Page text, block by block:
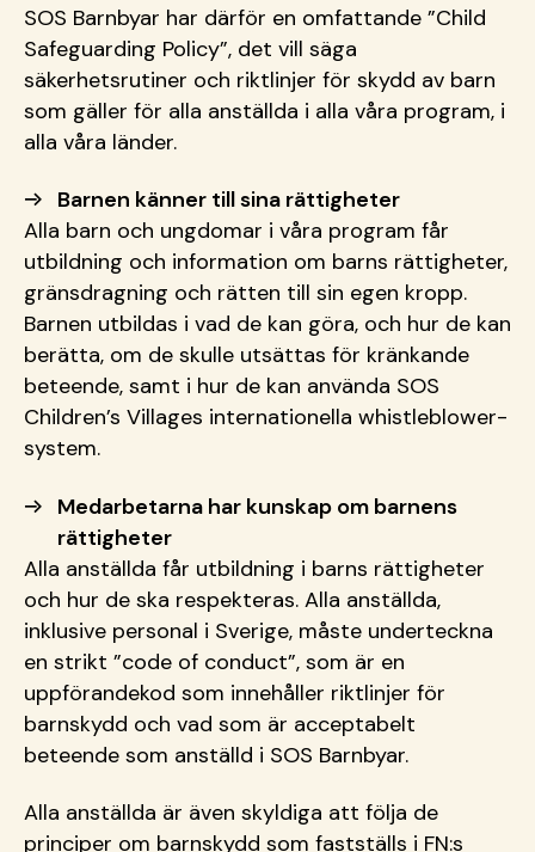
SOS Barnbyar har därför en omfattande ”Child
Safeguarding Policy”, det vill säga
säkerhetsrutiner och riktlinjer för skydd av barn
som gäller för alla anställda i alla våra program, i
alla våra länder.
Barnen känner till sina rättigheter
Alla barn och ungdomar i våra program får
utbildning och information om barns rättigheter,
gränsdragning och rätten till sin egen kropp.
Barnen utbildas i vad de kan göra, och hur de kan
berätta, om de skulle utsättas för kränkande
beteende, samt i hur de kan använda SOS
Children’s Villages internationella whistleblower-
system.
Medarbetarna har kunskap om barnens
rättigheter
Alla anställda får utbildning i barns rättigheter
och hur de ska respekteras. Alla anställda,
inklusive personal i Sverige, måste underteckna
en strikt ”code of conduct”, som är en
uppförandekod som innehåller riktlinjer för
barnskydd och vad som är acceptabelt
beteende som anställd i SOS Barnbyar.
Alla anställda är även skyldiga att följa de
principer om barnskydd som fastställs i FN:s